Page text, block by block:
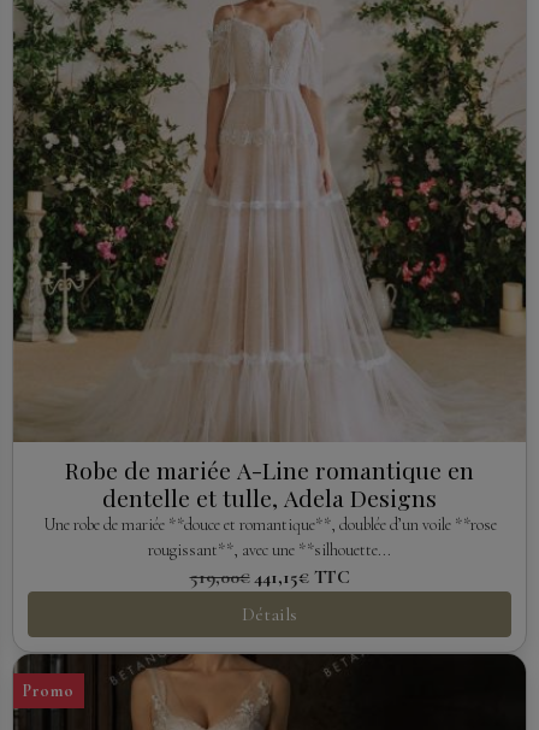
Robe de mariée A-Line romantique en
dentelle et tulle, Adela Designs
Une robe de mariée **douce et romantique**, doublée d’un voile **rose
rougissant**, avec une **silhouette...
519,00€441,15€ TTC
Détails
Promo